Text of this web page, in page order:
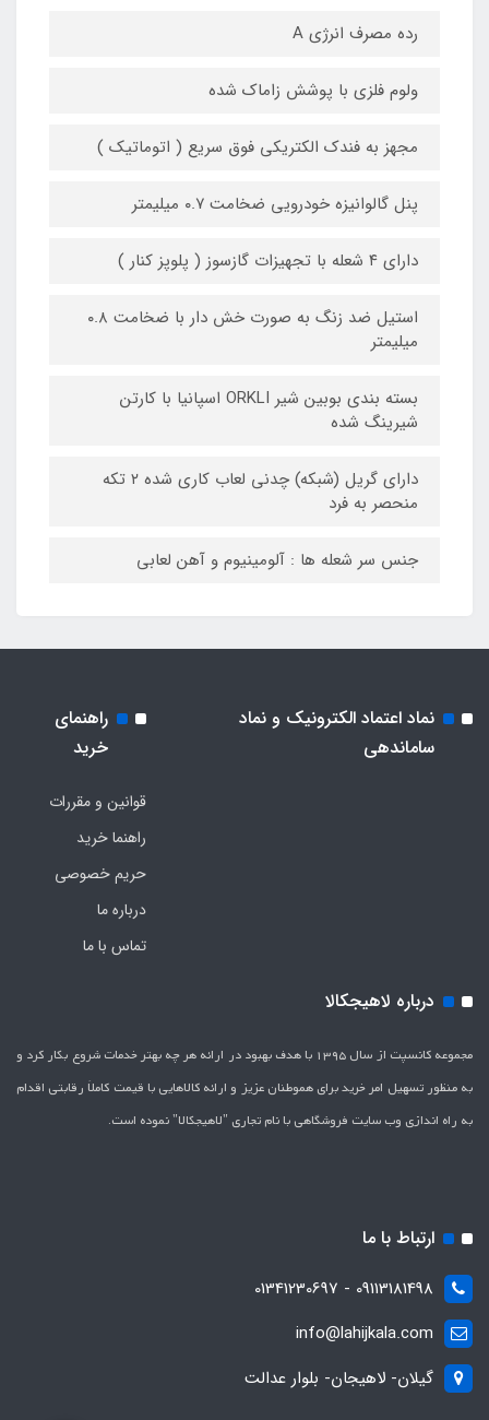
رده مصرف انرژی A
ولوم فلزی با پوشش زاماک شده
مجهز به فندک الکتریکی فوق سریع ( اتوماتیک )
پنل گالوانیزه خودرویی ضخامت ۰.۷ میلیمتر
دارای ۴ شعله با تجهیزات گازسوز ( پلوپز کنار )
استیل ضد زنگ به صورت خش دار با ضخامت ۰.۸
میلیمتر
بسته بندی بوبین شیر ORKLI اسپانیا با کارتن
شیرینگ شده
دارای گریل (شبکه) چدنی لعاب کاری شده ۲ تکه
منحصر به فرد
جنس سر شعله ها : آلومینیوم و آهن لعابی
نماد اعتماد الکترونیک و نماد
ساماندهی
راهنمای
خرید
قوانین و مقررات
راهنما خرید
حریم خصوصی
درباره ما
تماس با ما
درباره لاهیجکالا
مجموعه کانسپت از سال 1395 با هدف بهبود در ارائه هر چه بهتر خدمات شروع بکار کرد و
به منظور تسهیل امر خرید برای هموطنان عزیز و ارائه کالاهایی با قیمت کاملاَ رقابتی اقدام
به راه اندازی وب سایت فروشگاهی با نام تجاری "لاهیج­کالا" نموده است.
ارتباط با ما
09113181498 - 01341230697
info@lahijkala.com
گیلان- لاهیجان- بلوار عدالت